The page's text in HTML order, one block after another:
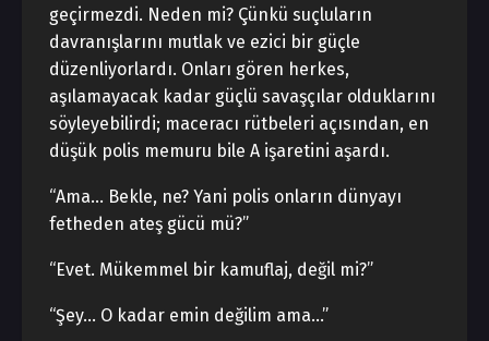
geçirmezdi. Neden mi? Çünkü suçluların
davranışlarını mutlak ve ezici bir güçle
düzenliyorlardı. Onları gören herkes,
aşılamayacak kadar güçlü savaşçılar olduklarını
söyleyebilirdi; maceracı rütbeleri açısından, en
düşük polis memuru bile A işaretini aşardı.
“Ama… Bekle, ne? Yani polis onların dünyayı
fetheden ateş gücü mü?”
“Evet. Mükemmel bir kamuflaj, değil mi?”
“Şey… O kadar emin değilim ama…”